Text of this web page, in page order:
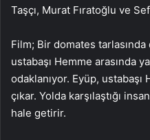
Taşçı, Murat Fıratoğlu ve
Film; Bir domates
ustabaşı Hemme arasında
odaklanıyor. Eyüp,
çıkar. Yolda karşılaştığı
hale getirir.